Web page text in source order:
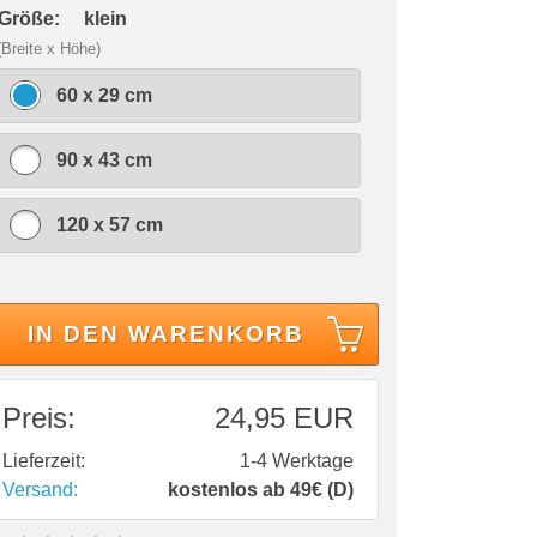
klein
x Höhe)
60 x 29 cm
90 x 43 cm
120 x 57 cm
IN DEN WARENKORB
Preis: 24,95 EUR
Lieferzeit:
1-4 Werktage
Versand:
kostenlos ab 49€ (D)